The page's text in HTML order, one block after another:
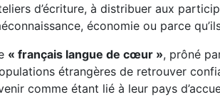
d’écriture, à distribuer aux
économie ou parce
« français langue de cœur », prôné
étrangères de retrouver
comme étant lié à leur pays